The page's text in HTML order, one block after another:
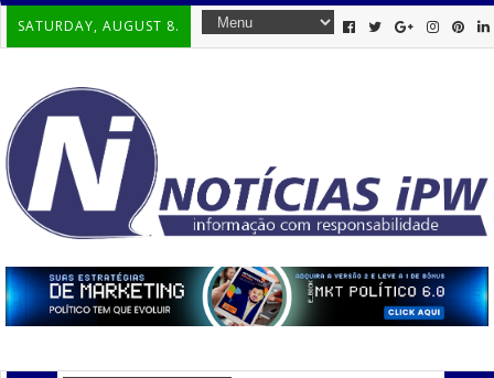
SATURDAY, AUGUST 8.